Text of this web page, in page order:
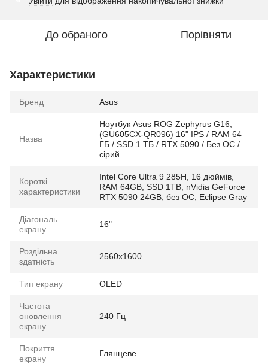
До обраного Порівняти
Характеристики
Бренд Asus
Назва
Ноутбук Asus ROG Zephyrus G16,
(GU605CX-QR096) 16" IPS / RAM 64
ГБ / SSD 1 ТБ / RTX 5090 / Без ОС /
сірий
Короткі
характеристики
Intel Core Ultra 9 285H, 16 дюймів,
RAM 64GB, SSD 1TB, nVidia GeForce
RTX 5090 24GB, без ОС, Eclipse Gray
Діагональ
екрану
16"
Роздільна
здатність
2560x1600
Тип екрану OLED
Частота
оновлення
екрану
240 Гц
Покриття
екрану
Глянцеве